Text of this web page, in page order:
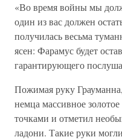
«Во время войны мы
один из вас должен
получилась весьма
ясен: Фарамус будет
гарантирующего
Пожимая руку
немца массивное
точками и отметил
ладони. Такие руки